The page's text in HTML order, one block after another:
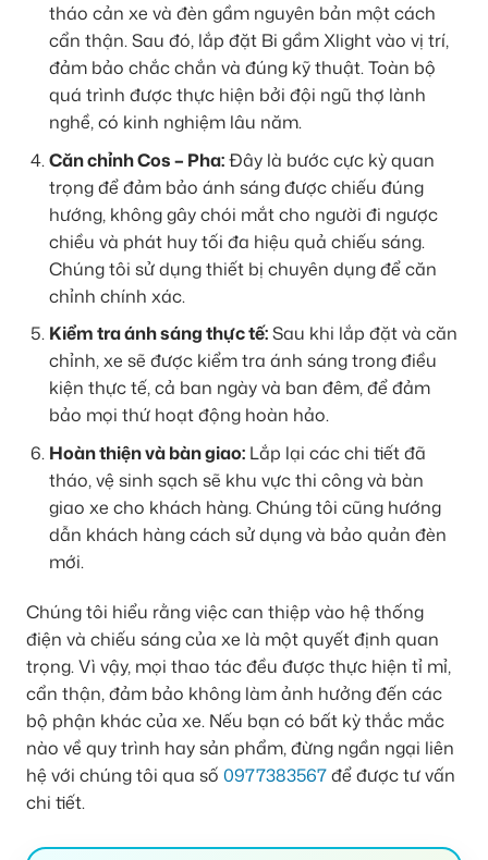
tháo cản xe và đèn gầm nguyên bản một cách
cẩn thận. Sau đó, lắp đặt Bi gầm Xlight vào vị trí,
đảm bảo chắc chắn và đúng kỹ thuật. Toàn bộ
quá trình được thực hiện bởi đội ngũ thợ lành
nghề, có kinh nghiệm lâu năm.
Căn chỉnh Cos – Pha:Đây là bước cực kỳ quan
trọng để đảm bảo ánh sáng được chiếu đúng
hướng, không gây chói mắt cho người đi ngược
chiều và phát huy tối đa hiệu quả chiếu sáng.
Chúng tôi sử dụng thiết bị chuyên dụng để căn
chỉnh chính xác.
Kiểm tra ánh sáng thực tế:Sau khi lắp đặt và căn
chỉnh, xe sẽ được kiểm tra ánh sáng trong điều
kiện thực tế, cả ban ngày và ban đêm, để đảm
bảo mọi thứ hoạt động hoàn hảo.
Hoàn thiện và bàn giao:Lắp lại các chi tiết đã
tháo, vệ sinh sạch sẽ khu vực thi công và bàn
giao xe cho khách hàng. Chúng tôi cũng hướng
dẫn khách hàng cách sử dụng và bảo quản đèn
mới.
Chúng tôi hiểu rằng việc can thiệp vào hệ thống
điện và chiếu sáng của xe là một quyết định quan
trọng. Vì vậy, mọi thao tác đều được thực hiện tỉ mỉ,
cẩn thận, đảm bảo không làm ảnh hưởng đến các
bộ phận khác của xe. Nếu bạn có bất kỳ thắc mắc
nào về quy trình hay sản phẩm, đừng ngần ngại liên
hệ với chúng tôi qua số 0977383567để được tư vấn
chi tiết.